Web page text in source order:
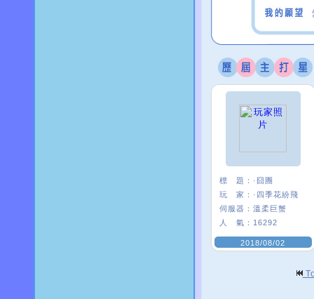
標 題： ·囧團
玩 家： ·四季花紛飛
伺服器： 溫柔巨蟹
人 氣： 16292
2018/08/02